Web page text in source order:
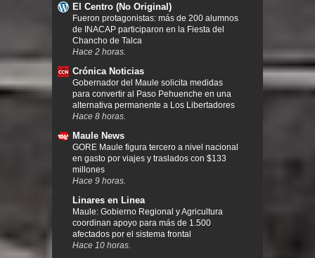
El Centro (No Original)
Fueron protagonistas: más de 200 alumnos
de INACAP participaron en la Fiesta del
Chancho de Talca
Hace 2 horas.
Crónica Noticias
Gobernador del Maule solicita medidas
para convertir al Paso Pehuenche en una
alternativa permanente a Los Libertadores
Hace 8 horas.
Maule News
GORE Maule figura tercero a nivel nacional
en gasto por viajes y traslados con $133
millones
Hace 9 horas.
Linares en Linea
Maule: Gobierno Regional y Agricultura
coordinan apoyo para más de 1.500
afectados por el sistema frontal
Hace 10 horas.